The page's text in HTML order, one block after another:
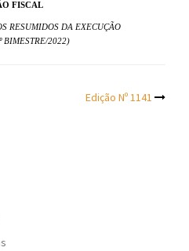
FISCAL
RESUMIDOS DA EXECUÇÃO
BIMESTRE/2022)
Edição Nº 1141